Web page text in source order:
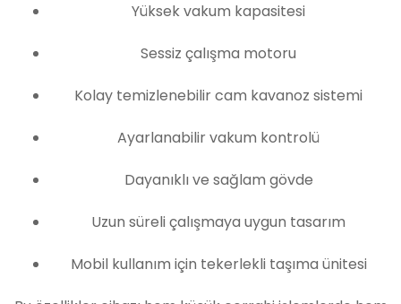
Yüksek vakum kapasitesi
Sessiz çalışma motoru
Kolay temizlenebilir cam kavanoz sistemi
Ayarlanabilir vakum kontrolü
Dayanıklı ve sağlam gövde
Uzun süreli çalışmaya uygun tasarım
Mobil kullanım için tekerlekli taşıma ünitesi